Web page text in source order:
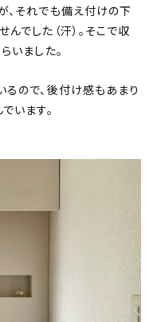
、それでも備え付けの下
でした（汗）。そこで収
いました。
ので、後付け感もあまり
います。